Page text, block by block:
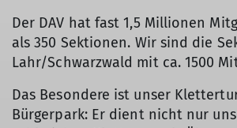
Der DAV hat fast 1,5 Millionen
als 350 Sektionen. Wir sind die
Lahr/Schwarzwald mit ca. 1500
Das Besondere ist unser
Bürgerpark: Er dient nicht nur